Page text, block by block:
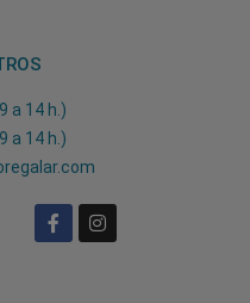
a 14 h.)
a 14 h.)